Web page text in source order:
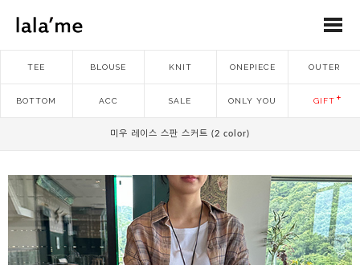
TEE BLOUSE KNIT ONEPIECE OUTER
BOTTOM ACC SALE ONLY YOU GIFT
미우 레이스 스판 스커트 (2 color)